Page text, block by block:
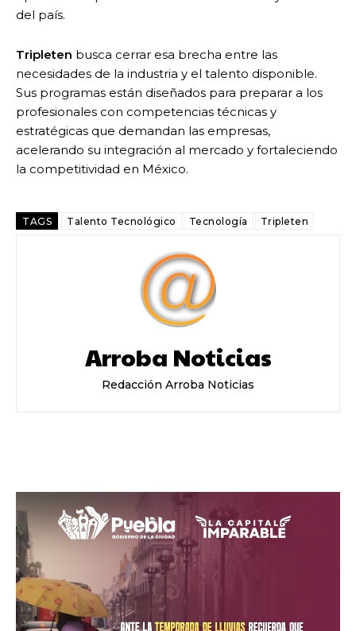
del país.
Tripleten busca cerrar esa brecha entre las
necesidades de la industria y el talento disponible.
Sus programas están diseñados para preparar a los
profesionales con competencias técnicas y
estratégicas que demandan las empresas,
acelerando su integración al mercado y fortaleciendo
la competitividad en México.
TAGS Talento Tecnológico Tecnología Tripleten
Arroba Noticias
Redacción Arroba Noticias